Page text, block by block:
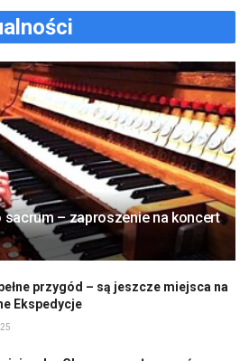
sacrum – zaproszenie na koncert
przygód – są jeszcze miejsca na
Ekspedycje